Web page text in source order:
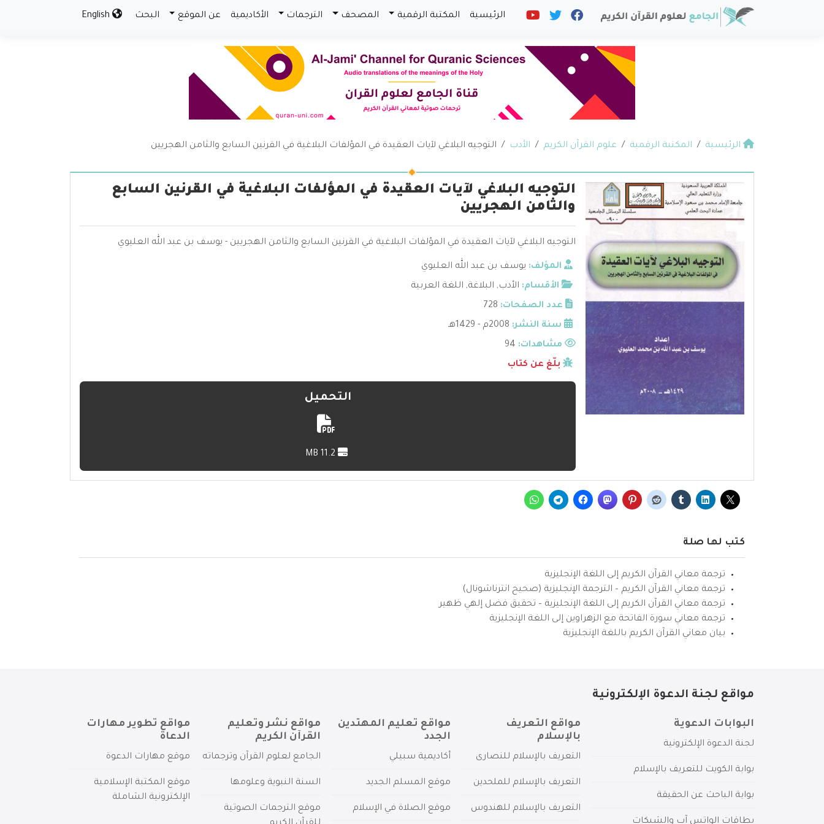
الرئيسية المكتبة الرقمية المصحف الترجمات الأكاديمية عن الموقع البحث
الرئيسية المكتبة الرقمية علوم القرآن الكريم الأدب التوجيه البلاغي لآيات العقيدة في المؤلفات البلاغية في القرنين السابع والثامن الهجريين
التوجيه البلاغي لآيات العقيدة في المؤلفات البلاغية في القرنين السابع
والثامن الهجريين
التوجيه البلاغي لآيات العقيدة في المؤلفات البلاغية في القرنين السابع والثامن الهجريين - يوسف بن عبد الله العليوي
المؤلف: يوسف بن عبد الله العليوي
الأقسام: الأدب, البلاغة, اللغة العربية
عدد الصفحات: 728
سنة النشر: 2008م - 1429هـ
مشاهدات:
بلّغ عن كتاب
التحميل
كتب لها صلة
ترجمة معاني القرآن الكريم إلى اللغة الإنجليزية
ترجمة معاني القرآن الكريم – الترجمة الإنجليزية (صحيح انترناشونال)
ترجمة معاني القرآن الكريم إلى اللغة الإنجليزية – تحقيق فضل إلهي ظهير
ترجمة معاني سورة الفاتحة مع الزهراوين إلى اللغة الإنجليزية
بيان معاني القرآن الكريم باللغة الإنجليزية
مواقع لجنة الدعوة الإلكترونية
البوابات الدعوية
لجنة الدعوة الإلكترونية
بوابة الكويت للتعريف بالإسلام
بوابة الباحث عن الحقيقة
بطاقات الواتس آب والشبكات
مواقع التعريف
بالإسلام
التعريف بالإسلام للنصارى
التعريف بالإسلام للملحدين
التعريف بالإسلام للهندوس
مواقع تعليم المهتدين
الجدد
أكاديمية سبيلي
موقع المسلم الجديد
موقع الصلاة في الإسلام
مواقع نشر وتعليم
القرآن الكريم
الجامع لعلوم القرآن وترجماته
السنة النبوية وعلومها
موقع الترجمات الصوتية
مواقع تطوير مهارات
الدعاة
موقع مهارات الدعوة
موقع المكتبة الإسلامية
الإلكترونية الشاملة